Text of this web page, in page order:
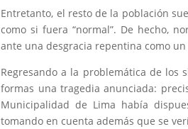
Entretanto, el resto de la población
como si fuera “normal”. De hecho,
ante una desgracia repentina como
Regresando a la problemática de los
formas una tragedia anunciada:
Municipalidad de Lima había
tomando en cuenta además que se